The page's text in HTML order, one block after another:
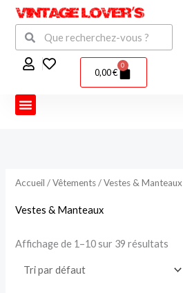
Aller
contenu
RechercherRechercher
0,00€
0
Panier
Accueil /Vêtements/ Vestes & Manteaux
Vestes & Manteaux
Affichage de 1–10 sur 39 résultats